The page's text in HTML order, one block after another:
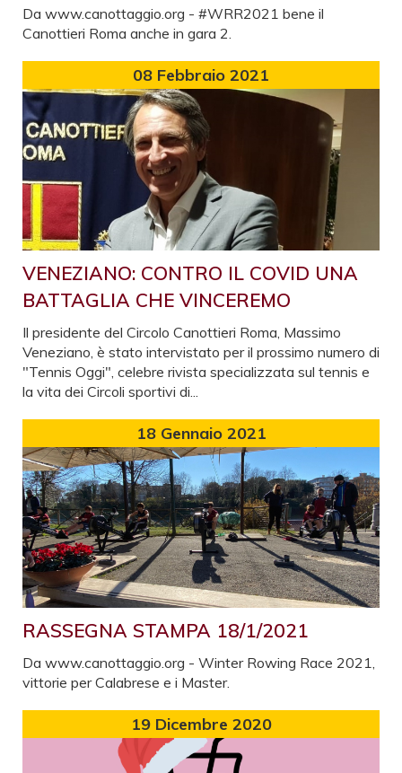
Da www.canottaggio.org - #WRR2021 bene il
Canottieri Roma anche in gara 2.
08 Febbraio 2021
VENEZIANO: CONTRO IL COVID UNA
BATTAGLIA CHE VINCEREMO
Il presidente del Circolo Canottieri Roma, Massimo
Veneziano, è stato intervistato per il prossimo numero di
"Tennis Oggi", celebre rivista specializzata sul tennis e
la vita dei Circoli sportivi di...
18 Gennaio 2021
RASSEGNA STAMPA 18/1/2021
Da www.canottaggio.org - Winter Rowing Race 2021,
vittorie per Calabrese e i Master.
19 Dicembre 2020